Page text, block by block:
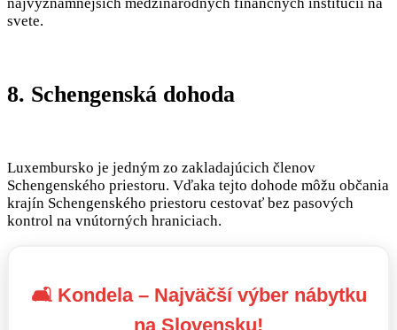
svete.
8. Schengenská dohoda
Luxembursko je jedným zo zakladajúcich členov
Schengenského priestoru. Vďaka tejto dohode môžu občania
krajín Schengenského priestoru cestovať bez pasových
kontrol na vnútorných hraniciach.
🛋️ Kondela – Najväčší výber nábytku
na Slovensku!